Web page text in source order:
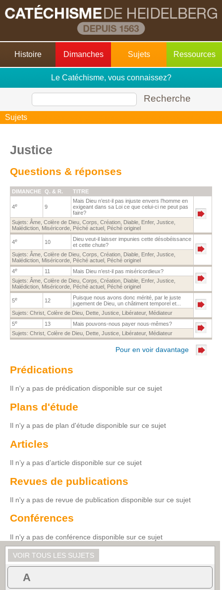
Histoire Dimanches Sujets Ressources
Le Catéchisme, vous connaissez?
Recherche
Sujets
Justice
Questions & réponses
DIMANCHE Q. & R. TITRE
4e 9
Mais Dieu n’est-il pas injuste envers l’homme en
exigeant dans sa Loi ce que celui-ci ne peut pas
faire?
Sujets: Âme Colère de Dieu Corps Création Diable Enfer, Justice
Malédiction Miséricorde Péché actuel Péché originel
4e 10
Dieu veut-il laisser impunies cette désobéissance
et cette chute?
Sujets: Âme Colère de Dieu Corps Création Diable Enfer, Justice
Malédiction Miséricorde Péché actuel Péché originel
4e 11
Mais Dieu n’est-il pas miséricordieux?
Sujets: Âme Colère de Dieu Corps Création Diable Enfer, Justice
Malédiction Miséricorde Péché actuel Péché originel
5e 12
Puisque nous avons donc mérité, par le juste
jugement de Dieu, un châtiment temporel et...
Sujets: Christ Colère de Dieu Dette Justice Libérateur, Médiateur
5e 13
Mais pouvons-nous payer nous-mêmes?
Sujets: Christ Colère de Dieu Dette Justice Libérateur, Médiateur
Pour en voir davantage
Prédications
Il n'y a pas de prédication disponible sur ce sujet
Plans d'étude
Il n'y a pas de plan d'étude disponible sur ce sujet
Articles
Il n’y a pas d’article disponible sur ce sujet
Revues de publications
Il n'y a pas de revue de publication disponible sur ce sujet
Conférences
Il n'y a pas de conférence disponible sur ce sujet
VOIR TOUS LES SUJETS
A